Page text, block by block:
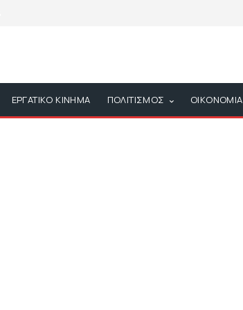
ΕΡΓΑΤΙΚΟ ΚΙΝΗΜΑ ΠΟΛΙΤΙΣΜΟΣ ΟΙΚΟΝΟΜΙΑ